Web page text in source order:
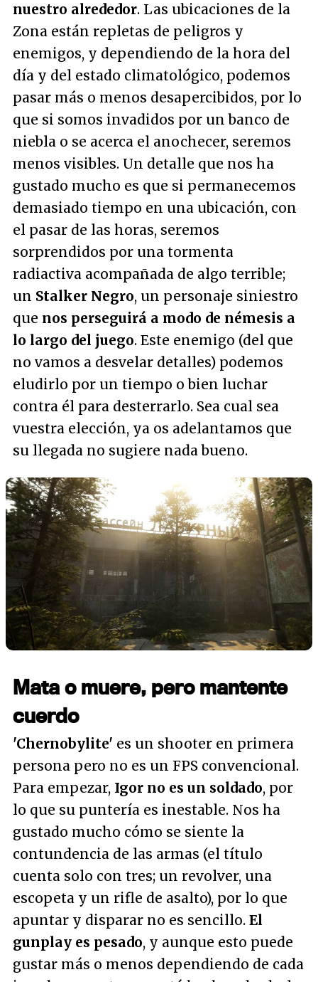
nuestro alrededor. Las ubicaciones de la
Zona están repletas de peligros y
enemigos, y dependiendo de la hora del
día y del estado climatológico, podemos
pasar más o menos desapercibidos, por lo
que si somos invadidos por un banco de
niebla o se acerca el anochecer, seremos
menos visibles. Un detalle que nos ha
gustado mucho es que si permanecemos
demasiado tiempo en una ubicación, con
el pasar de las horas, seremos
sorprendidos por una tormenta
radiactiva acompañada de algo terrible;
un Stalker Negro, un personaje siniestro
que nos perseguirá a modo de némesis a
lo largo del juego. Este enemigo (del que
no vamos a desvelar detalles) podemos
eludirlo por un tiempo o bien luchar
contra él para desterrarlo. Sea cual sea
vuestra elección, ya os adelantamos que
su llegada no sugiere nada bueno.
Mata o muere, pero mantente
cuerdo
'Chernobylite' es un shooter en primera
persona pero no es un FPS convencional.
Para empezar, Igor no es un soldado, por
lo que su puntería es inestable. Nos ha
gustado mucho cómo se siente la
contundencia de las armas (el título
cuenta solo con tres; un revolver, una
escopeta y un rifle de asalto), por lo que
apuntar y disparar no es sencillo. El
gunplay es pesado, y aunque esto puede
gustar más o menos dependiendo de cada